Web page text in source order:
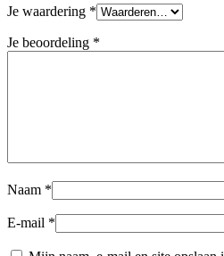
Je waardering *
Je beoordeling *
Naam *
E-mail *